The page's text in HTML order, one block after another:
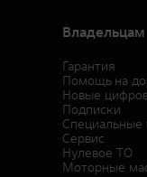
% ставка
% ставка
оформления
кредита (займа)
ул.
Владельцам
Гарантия
Помощь на
Новые
Подписки
Сервис
Нулевое ТО
Моторные